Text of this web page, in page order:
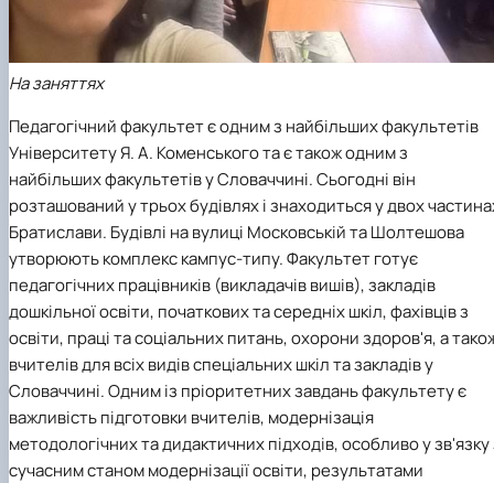
На заняттях
Педагогічний факультет є одним з найбільших факультетів
Університету Я. А. Коменського та є також одним з
найбільших факультетів у Словаччині. Сьогодні він
розташований у трьох будівлях і знаходиться у двох
Братислави. Будівлі на вулиці Московській та Шолтешова
утворюють комплекс кампус-типу. Факультет готує
педагогічних працівників (викладачів вишів), закладів
дошкільної освіти, початкових та середніх шкіл, фахівців з
освіти, праці та соціальних питань, охорони здоров'я, а
вчителів для всіх видів спеціальних шкіл та закладів у
Словаччині. Одним із пріоритетних завдань факультету є
важливість підготовки вчителів, модернізація
методологічних та дидактичних підходів, особливо у зв'язку
сучасним станом модернізації освіти, результатами